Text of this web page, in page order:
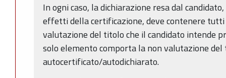
In ogni caso, la dichiarazione resa dal
effetti della certificazione, deve contenere
valutazione del titolo che il candidato intende
solo elemento comporta la non valutazione
autocertificato/autodichiarato.